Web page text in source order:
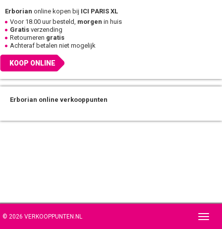
Erborian online kopen bij ICI PARIS XL
Voor 18.00 uur besteld, morgen in huis
Gratis verzending
Retourneren gratis
Achteraf betalen niet mogelijk
KOOP ONLINE
Erborian online verkooppunten
© 2026 VERKOOPPUNTEN.NL